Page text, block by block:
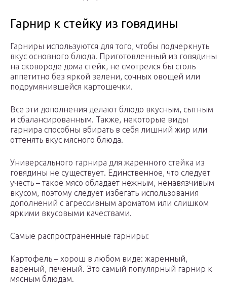
Гарнир к стейку из говядины
Гарниры используются для того, чтобы подчеркнуть
вкус основного блюда. Приготовленный из говядины
на сковороде дома стейк, не смотрелся бы столь
аппетитно без яркой зелени, сочных овощей или
подрумянившейся картошечки.
Все эти дополнения делают блюдо вкусным, сытным
и сбалансированным. Также, некоторые виды
гарнира способны вбирать в себя лишний жир или
оттенять вкус мясного блюда.
Универсального гарнира для жаренного стейка из
говядины не существует. Единственное, что следует
учесть – такое мясо обладает нежным, ненавязчивым
вкусом, поэтому следует избегать использования
дополнений с агрессивным ароматом или слишком
яркими вкусовыми качествами.
Самые распространенные гарниры:
Картофель – хорош в любом виде: жаренный,
вареный, печеный. Это самый популярный гарнир к
мясным блюдам.